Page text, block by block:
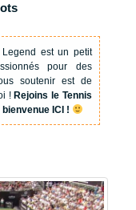
Legend est un petit
pour des
soutenir est de
!Rejoins le Tennis
ICI !